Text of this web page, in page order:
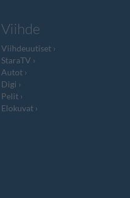
Viihde
Viihdeuutiset
StaraTV
Autot
Digi
Pelit
Elokuvat